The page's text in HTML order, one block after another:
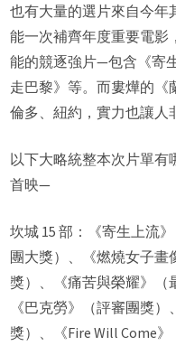
也有大量的選片來自今年
能一次補齊年度重要電影
能的競逐強片—包含《寄
走巴黎》等。而婁燁的《
倫多、紐約，實力也讓人
以下大略統整本次片單有
首映—
坎城 15 部：《寄生上流
團大獎）、《燃燒女子畫
獎）、《痛苦與榮耀》（
《巴克勞》（評審團獎
獎）、《Fire Will Come